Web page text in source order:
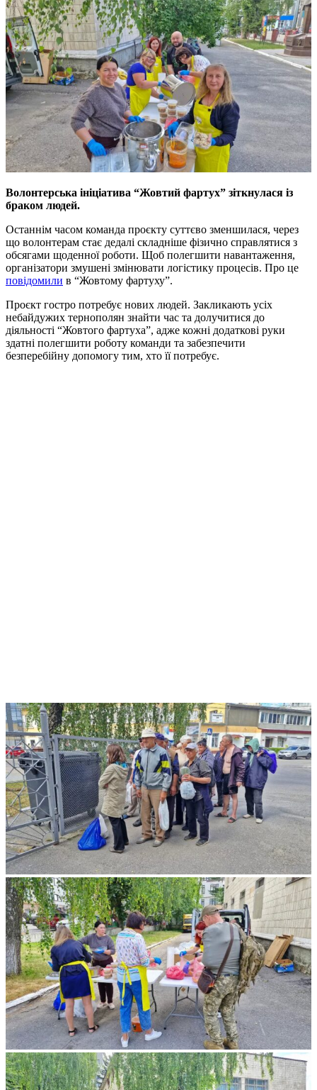
Волонтерська ініціатива “Жовтий фартух” зіткнулася із
браком людей.
Останнім часом команда проєкту суттєво зменшилася, через
що волонтерам стає дедалі складніше фізично справлятися з
обсягами щоденної роботи. Щоб полегшити навантаження,
організатори змушені змінювати логістику процесів. Про це
повідомили в “Жовтому фартуху”.
Проєкт гостро потребує нових людей. Закликають усіх
небайдужих тернополян знайти час та долучитися до
діяльності “Жовтого фартуха”, адже кожні додаткові руки
здатні полегшити роботу команди та забезпечити
безперебійну допомогу тим, хто її потребує.